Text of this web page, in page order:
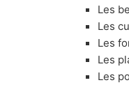
Les
Les
Les
Les
Les